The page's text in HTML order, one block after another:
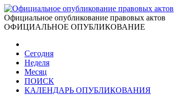
Официальное опубликование правовых актов
ОФИЦИАЛЬНОЕ ОПУБЛИКОВАНИЕ
Сегодня
Неделя
Месяц
ПОИСК
КАЛЕНДАРЬ ОПУБЛИКОВАНИЯ